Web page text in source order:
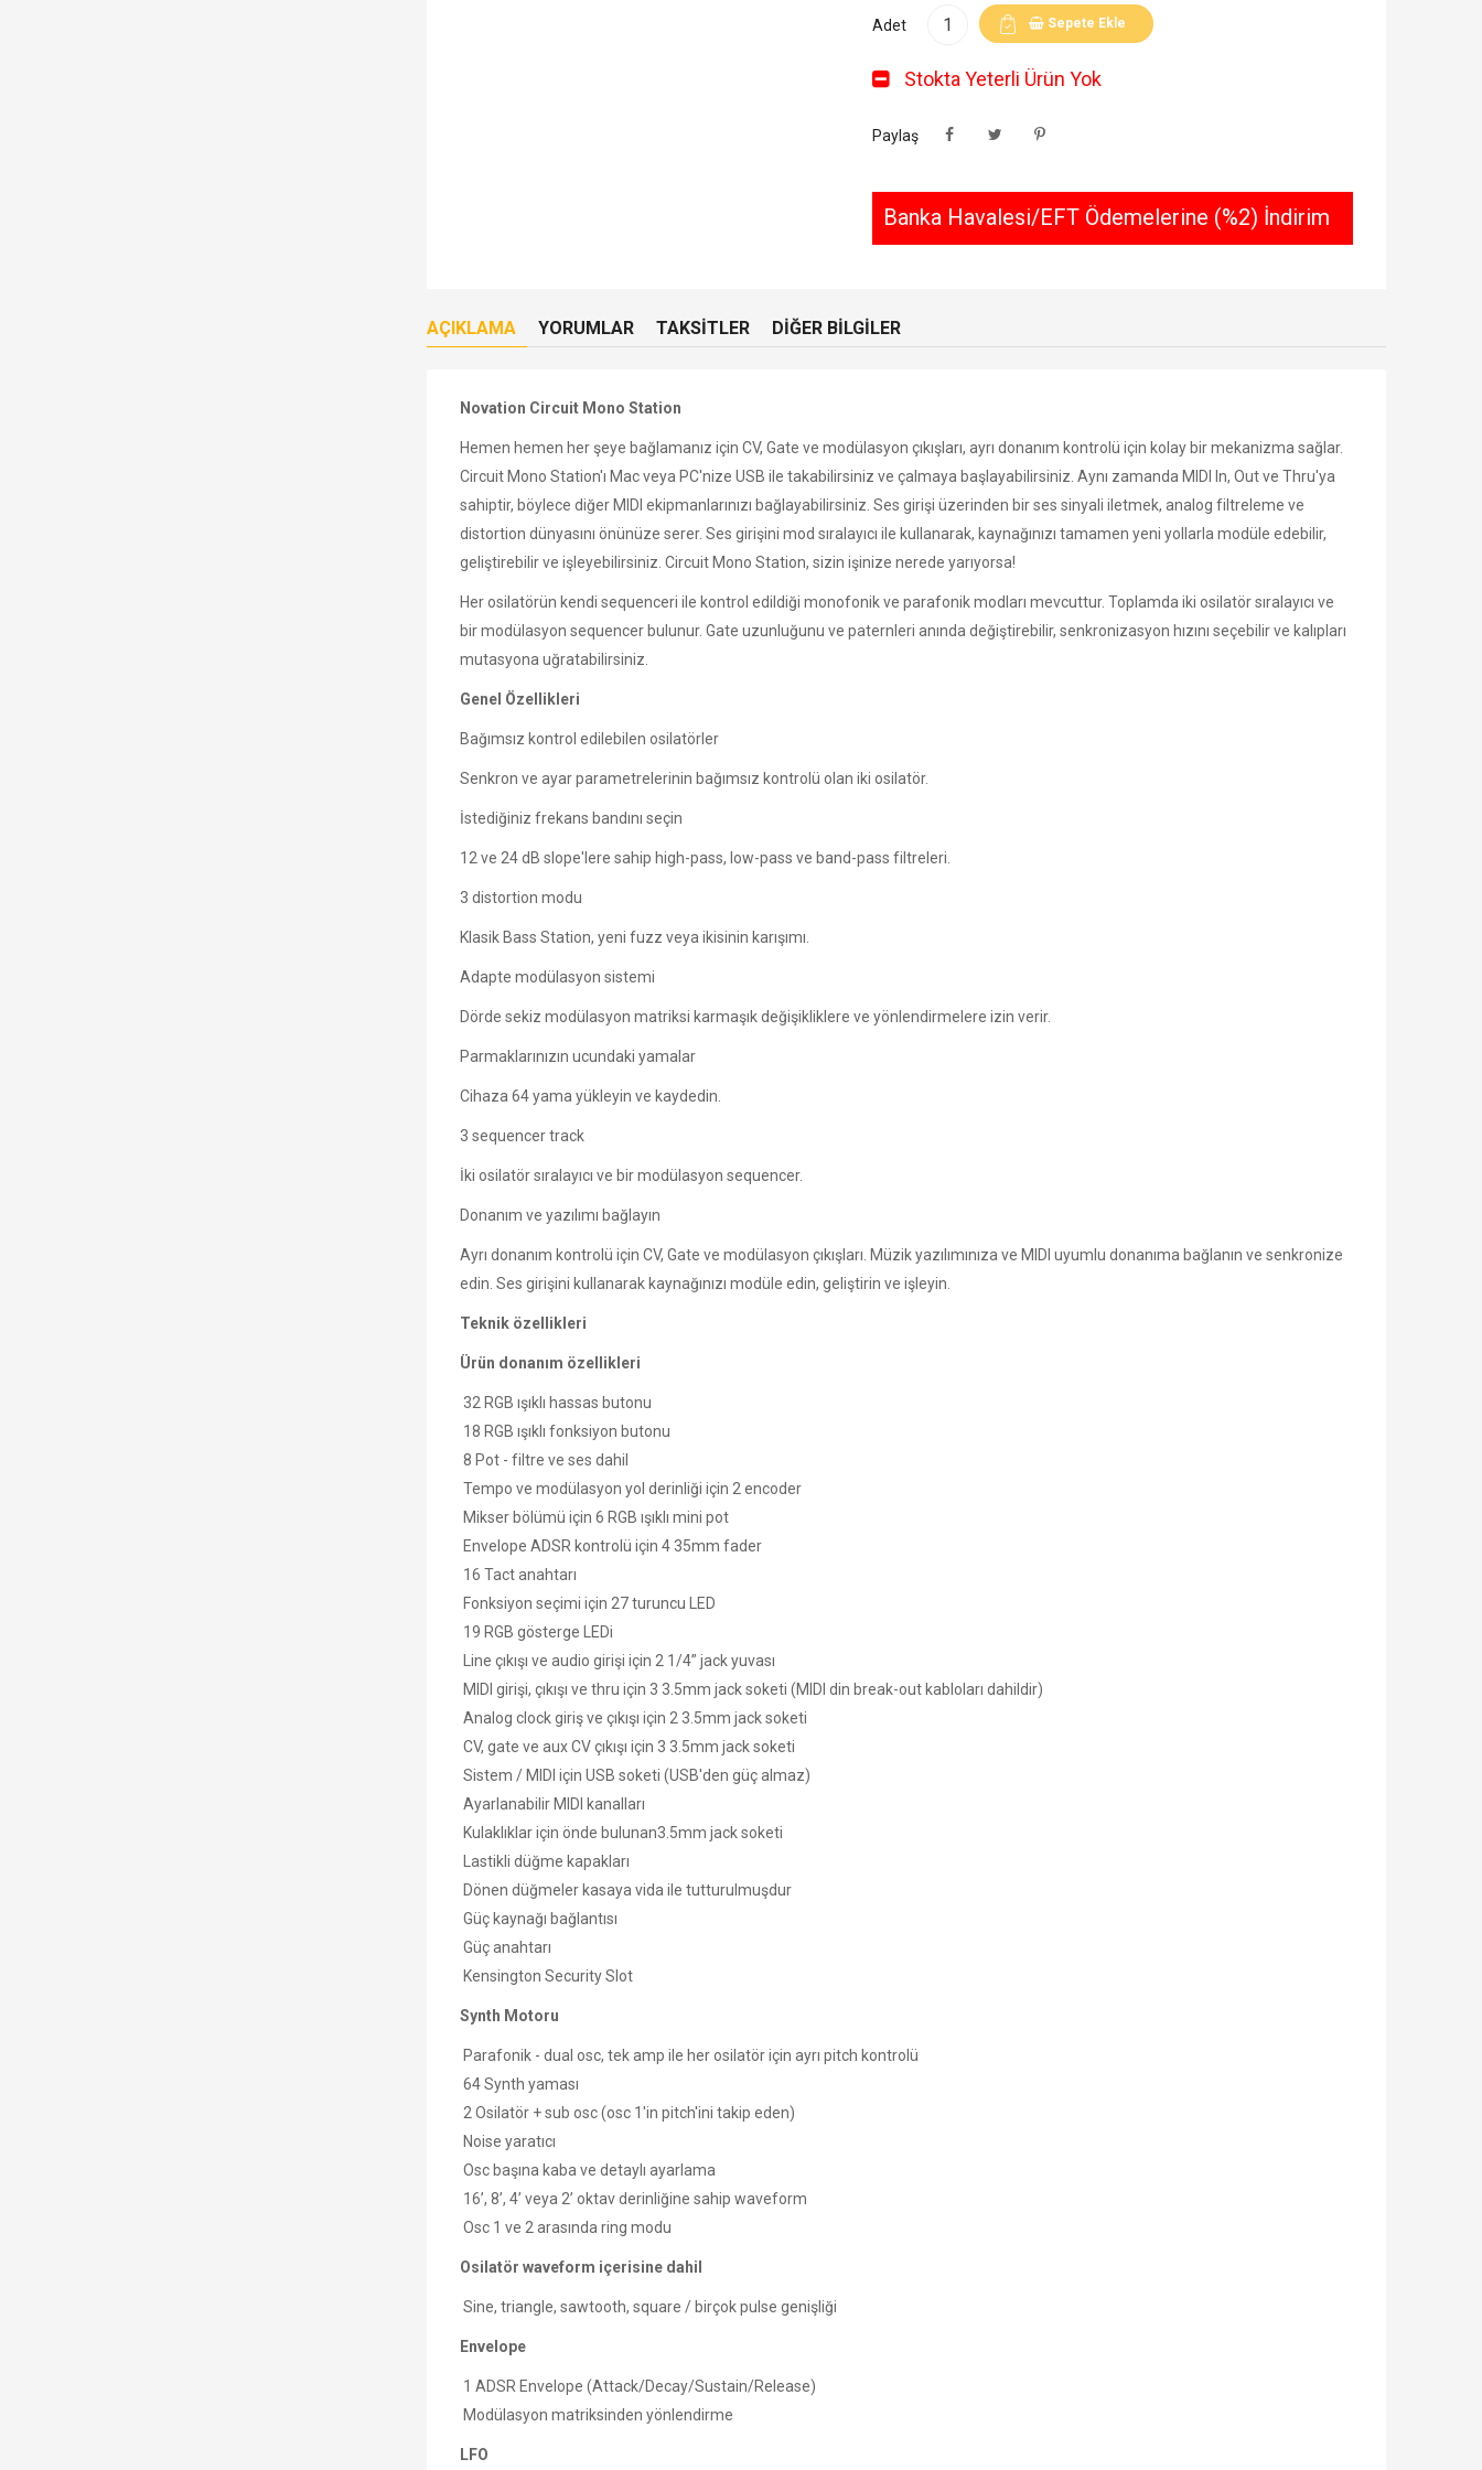
Adet Sepete Ekle
Stokta Yeterli Ürün Yok
Paylaş
Banka Havalesi/EFT Ödemelerine (%2) İndirim
AÇIKLAMA YORUMLAR TAKSITLER DIĞER BILGILER
Novation Circuit Mono Station
Hemen hemen her şeye bağlamanız için CV, Gate ve modülasyon çıkışları, ayrı donanım kontrolü için kolay bir mekanizma sağlar.
Circuit Mono Station'ı Mac veya PC'nize USB ile takabilirsiniz ve çalmaya başlayabilirsiniz. Aynı zamanda MIDI In, Out ve Thru'ya
sahiptir, böylece diğer MIDI ekipmanlarınızı bağlayabilirsiniz. Ses girişi üzerinden bir ses sinyali iletmek, analog filtreleme ve
distortion dünyasını önünüze serer. Ses girişini mod sıralayıcı ile kullanarak, kaynağınızı tamamen yeni yollarla modüle edebilir,
geliştirebilir ve işleyebilirsiniz. Circuit Mono Station, sizin işinize nerede yarıyorsa!
Her osilatörün kendi sequenceri ile kontrol edildiği monofonik ve parafonik modları mevcuttur. Toplamda iki osilatör sıralayıcı ve
bir modülasyon sequencer bulunur. Gate uzunluğunu ve paternleri anında değiştirebilir, senkronizasyon hızını seçebilir ve kalıpları
mutasyona uğratabilirsiniz.
Genel Özellikleri
Bağımsız kontrol edilebilen osilatörler
Senkron ve ayar parametrelerinin bağımsız kontrolü olan iki osilatör.
İstediğiniz frekans bandını seçin
12 ve 24 dB slope'lere sahip high-pass, low-pass ve band-pass filtreleri.
3 distortion modu
Klasik Bass Station, yeni fuzz veya ikisinin karışımı.
Adapte modülasyon sistemi
Dörde sekiz modülasyon matriksi karmaşık değişikliklere ve yönlendirmelere izin verir.
Parmaklarınızın ucundaki yamalar
Cihaza 64 yama yükleyin ve kaydedin.
3 sequencer track
İki osilatör sıralayıcı ve bir modülasyon sequencer.
Donanım ve yazılımı bağlayın
Ayrı donanım kontrolü için CV, Gate ve modülasyon çıkışları. Müzik yazılımınıza ve MIDI uyumlu donanıma bağlanın ve senkronize
edin. Ses girişini kullanarak kaynağınızı modüle edin, geliştirin ve işleyin.
Teknik özellikleri
Ürün donanım özellikleri
32 RGB ışıklı hassas butonu
18 RGB ışıklı fonksiyon butonu
8 Pot - filtre ve ses dahil
Tempo ve modülasyon yol derinliği için 2 encoder
Mikser bölümü için 6 RGB ışıklı mini pot
Envelope ADSR kontrolü için 4 35mm fader
16 Tact anahtarı
Fonksiyon seçimi için 27 turuncu LED
19 RGB gösterge LEDi
Line çıkışı ve audio girişi için 2 1/4” jack yuvası
MIDI girişi, çıkışı ve thru için 3 3.5mm jack soketi (MIDI din break-out kabloları dahildir)
Analog clock giriş ve çıkışı için 2 3.5mm jack soketi
CV, gate ve aux CV çıkışı için 3 3.5mm jack soketi
Sistem / MIDI için USB soketi (USB'den güç almaz)
Ayarlanabilir MIDI kanalları
Kulaklıklar için önde bulunan3.5mm jack soketi
Lastikli düğme kapakları
Dönen düğmeler kasaya vida ile tutturulmuşdur
Güç kaynağı bağlantısı
Güç anahtarı
Kensington Security Slot
Synth Motoru
Parafonik - dual osc, tek amp ile her osilatör için ayrı pitch kontrolü
64 Synth yaması
2 Osilatör + sub osc (osc 1'in pitch'ini takip eden)
Noise yaratıcı
Osc başına kaba ve detaylı ayarlama
16’, 8’, 4’ veya 2’ oktav derinliğine sahip waveform
Osc 1 ve 2 arasında ring modu
Osilatör waveform içerisine dahil
Sine, triangle, sawtooth, square / birçok pulse genişliği
Envelope
1 ADSR Envelope (Attack/Decay/Sustain/Release)
Modülasyon matriksinden yönlendirme
LFO